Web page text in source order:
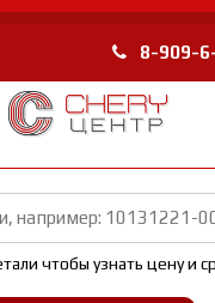
8-909-
чтобы узнать цену и